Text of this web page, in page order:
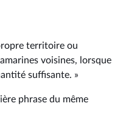
territoire ou
voisines, lorsque
suffisante. »
phrase du même